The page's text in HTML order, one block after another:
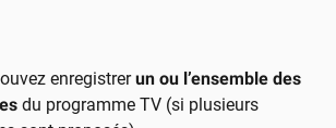
enregistrerun ou l’ensemble des
du programme TV (si plusieurs